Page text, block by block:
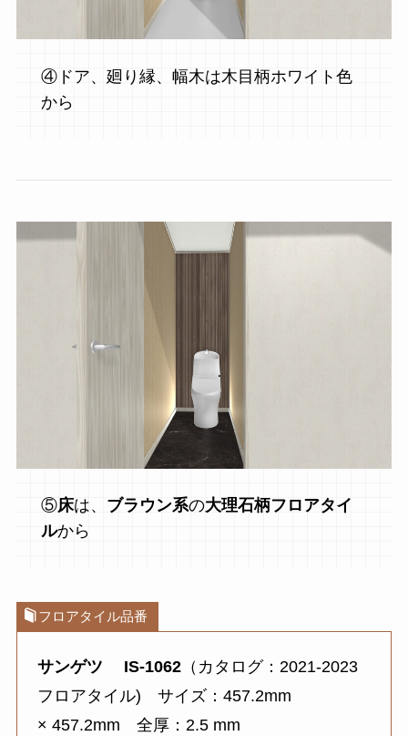
④ドア、廻り縁、幅木は木目柄ホワイト色
から
⑤床は、 ブラウン系の大理石柄フロアタイ
ルから
フロアタイル品番
サンゲツ IS-1062 （カタログ：2021-2023
フロアタイル) サイズ：457.2mm
× 457.2mm 全厚：2.5 mm